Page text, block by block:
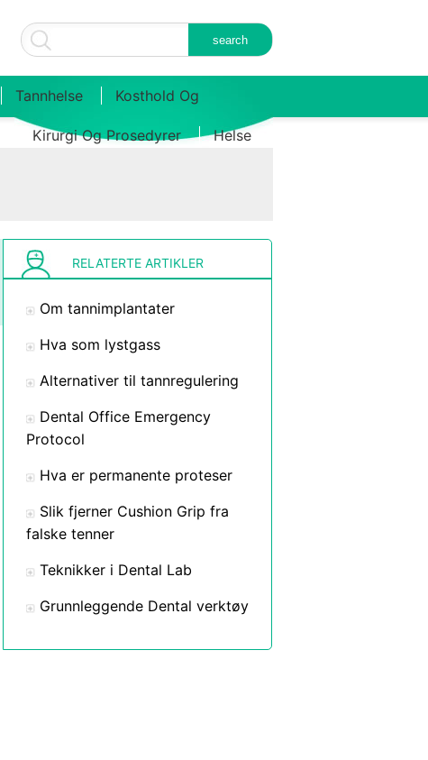
Tannhelse Kosthold Og
Kirurgi Og Prosedyrer Helse
RELATERTE ARTIKLER
Om tannimplantater
Hva som lystgass
Alternativer til tannregulering
Dental Office Emergency
Protocol
Hva er permanente proteser
Slik fjerner Cushion Grip fra
falske tenner
Teknikker i Dental Lab
Grunnleggende Dental verktøy